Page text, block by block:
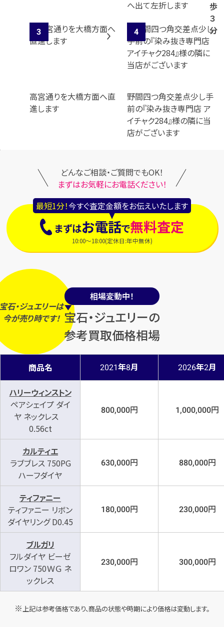
歩
３
分
へ出て左折します
高宮通りを大橋方面へ直
進します
野間四つ角交差点少し手
前の『染み抜き専門店 ア
イチャク284』様の隣に当
店がございます
どんなご相談・ご質問でもOK！
まずはお気軽にお電話ください！
最短1分！今すぐ査定金額をお伝えいたします
まずはお電話で無料査定
10:00～18:00(定休日:年中無休)
相場変動中！
宝石・ジュエリーの
参考買取価格相場
石・ジュエリーは
今が売り時です！
商品名 2021年8月 2026年2月
ハリーウィンストン
ペアシェイプ ダイ
ヤ ネックレス
0.56ct
800,000円 1,000,000円
カルティエ
ラブブレス 750PG
ハーフダイヤ
630,000円 880,000円
ティファニー
ティファニー リボン
ダイヤリング D0.45
180,000円 230,000円
ブルガリ
フルダイヤ ビーゼ
ロワン 750ＷＧ ネ
ックレス
230,000円 300,000円
上記は参考価格であり、商品の状態や時期により価格は変動します。